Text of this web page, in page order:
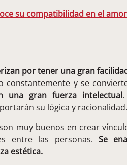
su compatibilidad en el
por tener una gran
constantemente y se
una gran fuerza intelectual
su lógica y racionalidad.
muy buenos en crear
entre las personas. Se
estética.